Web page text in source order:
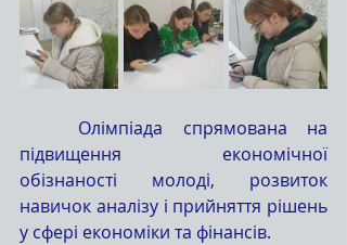
підвищення економічної
обізнаності молоді, розвиток
навичок аналізу і прийняття рішень
у сфері економіки та фінансів.